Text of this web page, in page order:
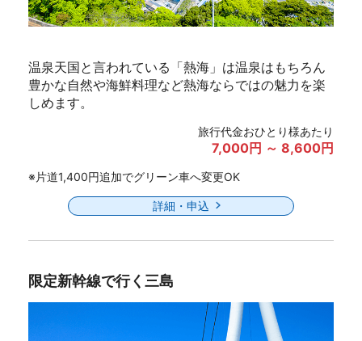
温泉天国と言われている「熱海」は温泉はもちろん
豊かな自然や海鮮料理など熱海ならではの魅力を楽
しめます。
旅行代金おひとり様あたり
7,000円 ～ 8,600円
※片道1,400円追加でグリーン車へ変更OK
詳細・申込
限定新幹線で行く三島